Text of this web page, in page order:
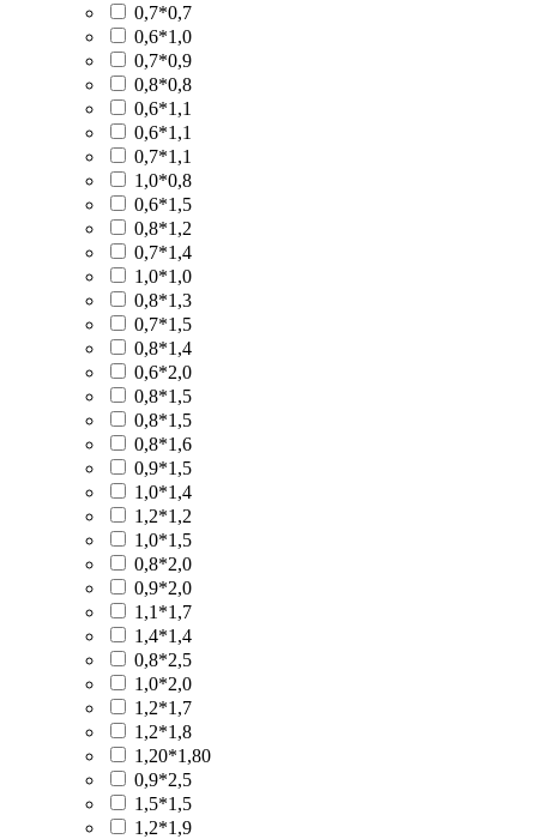
0,7*0,7
0,6*1,0
0,7*0,9
0,8*0,8
0,6*1,1
0,6*1,1
0,7*1,1
1,0*0,8
0,6*1,5
0,8*1,2
0,7*1,4
1,0*1,0
0,8*1,3
0,7*1,5
0,8*1,4
0,6*2,0
0,8*1,5
0,8*1,5
0,8*1,6
0,9*1,5
1,0*1,4
1,2*1,2
1,0*1,5
0,8*2,0
0,9*2,0
1,1*1,7
1,4*1,4
0,8*2,5
1,0*2,0
1,2*1,7
1,2*1,8
1,20*1,80
0,9*2,5
1,5*1,5
1,2*1,9